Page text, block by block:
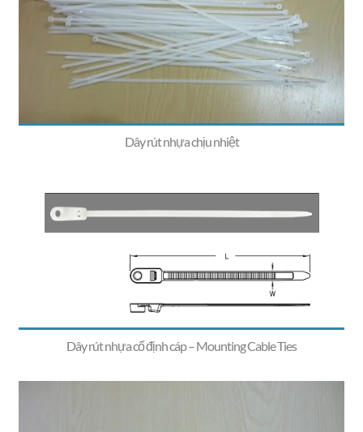
Dây rút nhựa chịu nhiệt
Dây rút nhựa cố định cáp – Mounting Cable Ties